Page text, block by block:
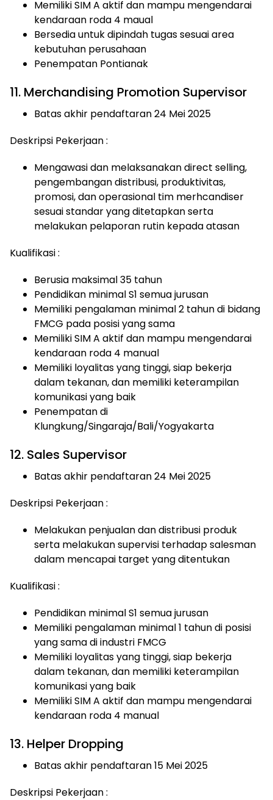
Memiliki SIM A aktif dan mampu mengendarai
kendaraan roda 4 maual
Bersedia untuk dipindah tugas sesuai area
kebutuhan perusahaan
Penempatan Pontianak
11. Merchandising Promotion Supervisor
Batas akhir pendaftaran 24 Mei 2025
Deskripsi Pekerjaan :
Mengawasi dan melaksanakan direct selling,
pengembangan distribusi, produktivitas,
promosi, dan operasional tim merhcandiser
sesuai standar yang ditetapkan serta
melakukan pelaporan rutin kepada atasan
Kualifikasi :
Berusia maksimal 35 tahun
Pendidikan minimal S1 semua jurusan
Memiliki pengalaman minimal 2 tahun di bidang
FMCG pada posisi yang sama
Memiliki SIM A aktif dan mampu mengendarai
kendaraan roda 4 manual
Memiliki loyalitas yang tinggi, siap bekerja
dalam tekanan, dan memiliki keterampilan
komunikasi yang baik
Penempatan di
Klungkung/Singaraja/Bali/Yogyakarta
12. Sales Supervisor
Batas akhir pendaftaran 24 Mei 2025
Deskripsi Pekerjaan :
Melakukan penjualan dan distribusi produk
serta melakukan supervisi terhadap salesman
dalam mencapai target yang ditentukan
Kualifikasi :
Pendidikan minimal S1 semua jurusan
Memiliki pengalaman minimal 1 tahun di posisi
yang sama di industri FMCG
Memiliki loyalitas yang tinggi, siap bekerja
dalam tekanan, dan memiliki keterampilan
komunikasi yang baik
Memiliki SIM A aktif dan mampu mengendarai
kendaraan roda 4 manual
13. Helper Dropping
Batas akhir pendaftaran 15 Mei 2025
Deskripsi Pekerjaan :